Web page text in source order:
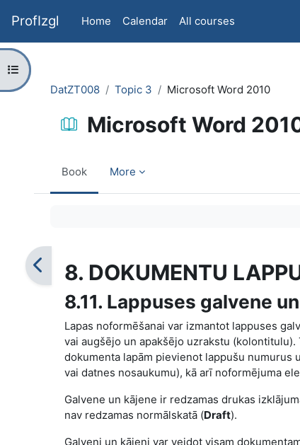
ProfIzgl Home Calendar All courses
Open course index
DatZT008
Topic 3 Microsoft Word 2010
Microsoft Word
Book More
8. DOKUMENTU
8.11. Lappuses galvene
Lapas noformēšanai var izmantot lappuses
vai augšējo un apakšējo uzrakstu
dokumenta lapām pievienot lappušu numurus
vai datnes nosaukumu), kā arī noformējuma
Galvene un kājene ir redzamas drukas
nav redzamas normālskatā (Draft).
Galveni un kājeni var veidot visam